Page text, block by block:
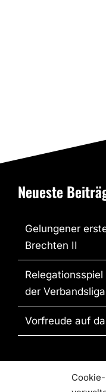
Neueste
Gelungener
Brechten II
der Verbandsliga
Vorfreude auf